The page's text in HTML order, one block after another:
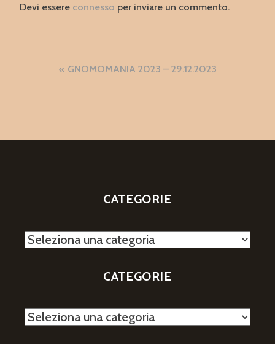
Devi essere connesso per inviare un commento.
Navigazione
GNOMOMANIA 2023 – 29.12.2023
CATEGORIE
Categorie
CATEGORIE
Categorie